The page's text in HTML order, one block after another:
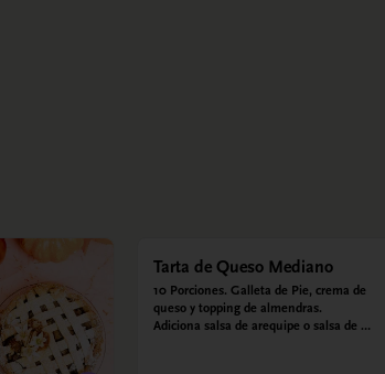
Tarta de Queso Mediano
10 Porciones. Galleta de Pie, crema de
queso y topping de almendras.
Adiciona salsa de arequipe o salsa de